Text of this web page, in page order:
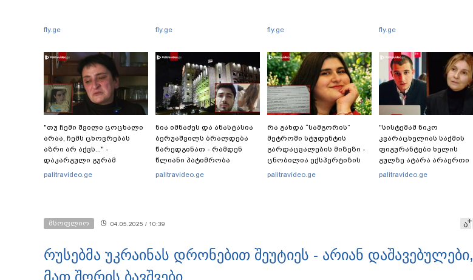
fly.ge fly.ge fly.ge fly.ge
"თუ ჩემი შვილი ცოცხალი
არაა, ჩემს ცხოვრებას
აზრი არ აქვს..." -
დაკარგული გურამ
დადიანიძის დედის
palitravideo.ge
ნია იმნაძეს და ანასტასია
ბერუაშვილს ბრალდება
წარედგინათ - რამდენ
წლიანი პატიმრობა
ემუქრებათ
palitravideo.ge
რა გახდა “სამგორის”
მეტროში სტუდენტის
გარდაცვალების მიზეზი -
ცნობილია ექსპერტიზის
პასუხი
palitravideo.ge
"სისტემამ ნიკო
კვარაცხელიას საქმის
ფიგურანტები ხელის
გულზე ატარა არაერთი
წელი! ხომ არ იცით
palitravideo.ge
მსოფლიო 04.05.2025 / 10:39 ა
რუსებმა უკრაინას დრონებით შეუტიეს - არიან დაშავებულები,